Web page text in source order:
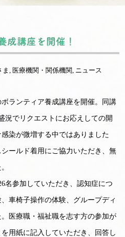
成講座を開催！
ま 医療機関・関係機関 ニュース
ランティア養成講座を開催。同講
況でリクエストにお応えしての開
染が微増する中ではありました
ールド着用にご協力いただき、無
名参加していただき、認知症につ
車椅子操作の体験、グループディ
医療職・福祉職を志す方の参加が
用紙に記入していただき、回答し